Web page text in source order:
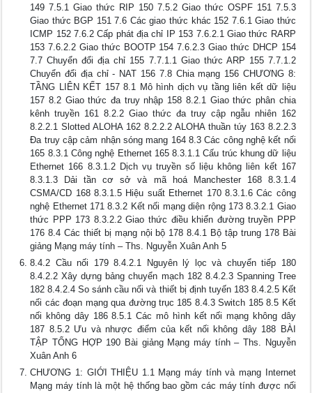
149 7.5.1 Giao thức RIP 150 7.5.2 Giao thức OSPF 151 7.5.3
Giao thức BGP 151 7.6 Các giao thức khác 152 7.6.1 Giao thức
ICMP 152 7.6.2 Cấp phát địa chỉ IP 153 7.6.2.1 Giao thức RARP
153 7.6.2.2 Giao thức BOOTP 154 7.6.2.3 Giao thức DHCP 154
7.7 Chuyển đổi địa chỉ 155 7.7.1.1 Giao thức ARP 155 7.7.1.2
Chuyển đổi địa chỉ - NAT 156 7.8 Chia mạng 156 CHƯƠNG 8:
TẦNG LIÊN KẾT 157 8.1 Mô hình dịch vụ tầng liên kết dữ liệu
157 8.2 Giao thức đa truy nhập 158 8.2.1 Giao thức phân chia
kênh truyền 161 8.2.2 Giao thức đa truy cập ngẫu nhiên 162
8.2.2.1 Slotted ALOHA 162 8.2.2.2 ALOHA thuần túy 163 8.2.2.3
Đa truy cập cảm nhận sóng mang 164 8.3 Các công nghệ kết nối
165 8.3.1 Công nghệ Ethernet 165 8.3.1.1 Cấu trúc khung dữ liệu
Ethernet 166 8.3.1.2 Dịch vụ truyền số liệu không liên kết 167
8.3.1.3 Dải tần cơ sở và mã hoá Manchester 168 8.3.1.4
CSMA/CD 168 8.3.1.5 Hiệu suất Ethernet 170 8.3.1.6 Các công
nghệ Ethernet 171 8.3.2 Kết nối mạng diện rộng 173 8.3.2.1 Giao
thức PPP 173 8.3.2.2 Giao thức điều khiển đường truyền PPP
176 8.4 Các thiết bị mạng nội bộ 178 8.4.1 Bộ tập trung 178 Bài
giảng Mạng máy tính – Ths. Nguyễn Xuân Anh 5
8.4.2 Cầu nối 179 8.4.2.1 Nguyên lý lọc và chuyển tiếp 180
8.4.2.2 Xây dựng bảng chuyển mạch 182 8.4.2.3 Spanning Tree
182 8.4.2.4 So sánh cầu nối và thiết bị định tuyến 183 8.4.2.5 Kết
nối các đoạn mạng qua đường trục 185 8.4.3 Switch 185 8.5 Kết
nối không dây 186 8.5.1 Các mô hình kết nối mạng không dây
187 8.5.2 Ưu và nhược điểm của kết nối không dây 188 BÀI
TẬP TỔNG HỢP 190 Bài giảng Mạng máy tính – Ths. Nguyễn
Xuân Anh 6
CHƯƠNG 1: GIỚI THIỆU 1.1 Mạng máy tính và mạng Internet
Mạng máy tính là một hệ thống bao gồm các máy tính được nối